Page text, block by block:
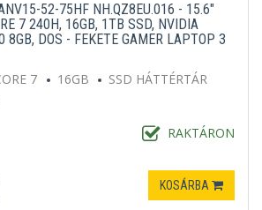
52-75HF NH.QZ8EU.016 - 15.6"
7 240H, 16GB, 1TB SSD, NVIDIA
8GB, DOS - FEKETE GAMER LAPTOP 3
7 16GB
SSD HÁTTÉRTÁR
RAKTÁRON
KOSÁRBA